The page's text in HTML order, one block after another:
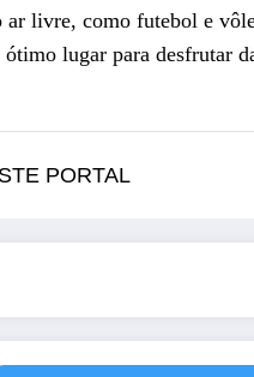
ar livre, como futebol e
lugar para desfrutar
PORTAL